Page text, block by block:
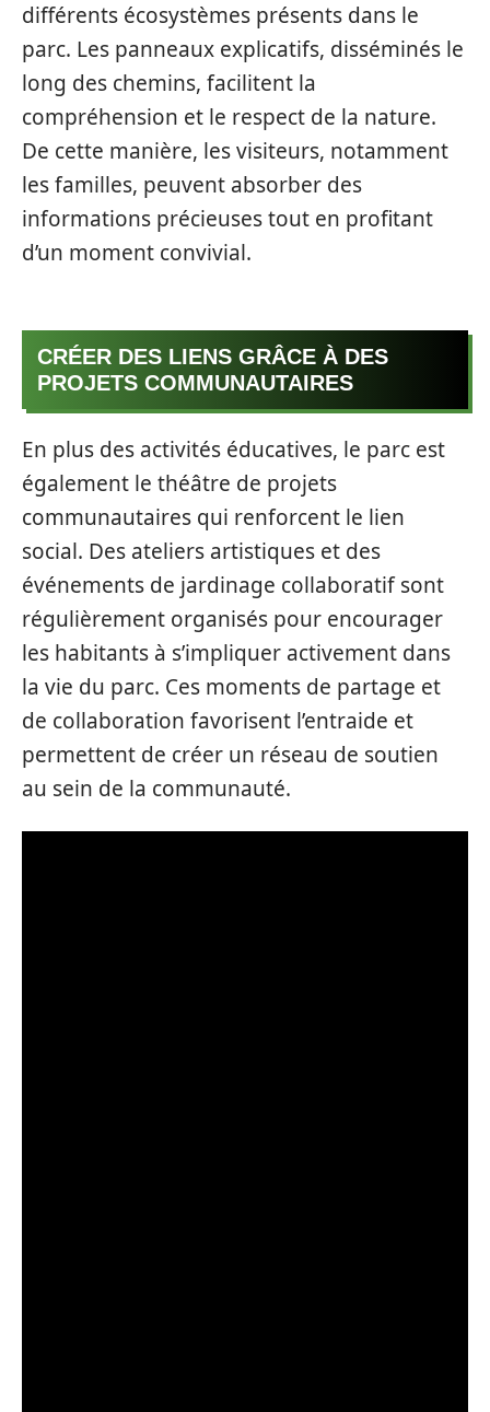
différents écosystèmes présents dans le
parc. Les panneaux explicatifs, disséminés le
long des chemins, facilitent la
compréhension et le respect de la nature.
De cette manière, les visiteurs, notamment
les familles, peuvent absorber des
informations précieuses tout en profitant
d’un moment convivial.
CRÉER DES LIENS GRÂCE À DES
PROJETS COMMUNAUTAIRES
En plus des activités éducatives, le parc est
également le théâtre de projets
communautaires qui renforcent le lien
social. Des ateliers artistiques et des
événements de jardinage collaboratif sont
régulièrement organisés pour encourager
les habitants à s’impliquer activement dans
la vie du parc. Ces moments de partage et
de collaboration favorisent l’entraide et
permettent de créer un réseau de soutien
au sein de la communauté.